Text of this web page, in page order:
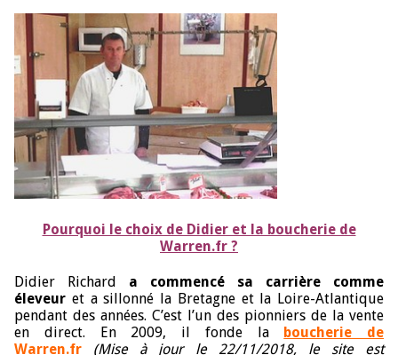
Pourquoi le choix de Didier et la boucherie de
Warren.fr ?
Didier Richard a commencé sa carrière comme
éleveur et a sillonné la Bretagne et la Loire-Atlantique
pendant des années. C’est l’un des pionniers de la vente
en direct. En 2009, il fonde la
boucherie de
Warren.fr
(Mise à jour le 22/11/2018, le site est